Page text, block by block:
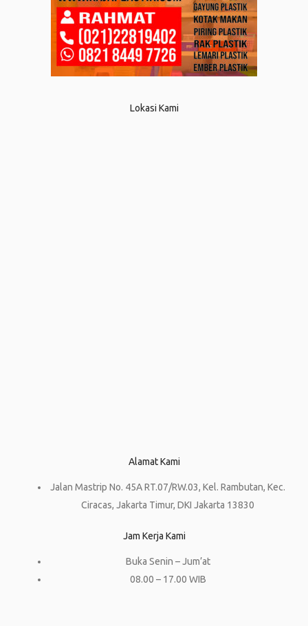
Lokasi Kami
Alamat Kami
Jalan Mastrip No. 45A RT.07/RW.03, Kel. Rambutan, Kec.
Ciracas, Jakarta Timur, DKI Jakarta 13830
Jam Kerja Kami
Buka Senin – Jum’at
08.00 – 17.00 WIB